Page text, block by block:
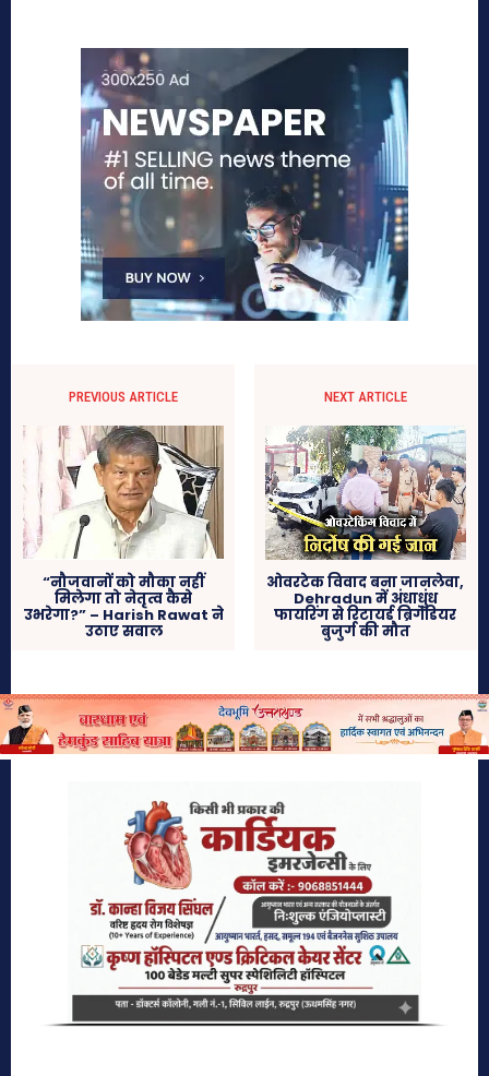
PREVIOUS ARTICLE
“नौजवानों को मौका नहीं
मिलेगा तो नेतृत्व कैसे
उभरेगा?” – Harish Rawat ने
उठाए सवाल
NEXT ARTICLE
ओवरटेक विवाद बना जानलेवा,
Dehradun में अंधाधुंध
फायरिंग से रिटायर्ड ब्रिगेडियर
बुजुर्ग की मौत